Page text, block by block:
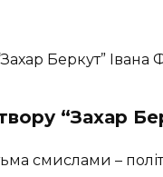
Беркут”
“Захар
смислами –